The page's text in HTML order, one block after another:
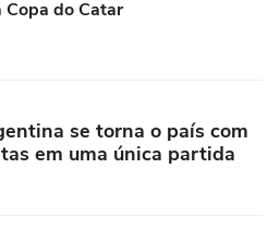
Copa do Catar
se torna o país com
em uma única partida